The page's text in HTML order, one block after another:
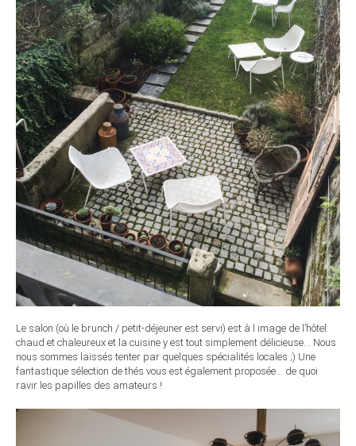
Le salon (où le brunch / petit-déjeuner est servi) est à l image de l’hôtel:
chaud et chaleureux et la cuisine y est tout simplement délicieuse… Nous
nous sommes laissés tenter par quelques spécialités locales ;) Une
fantastique sélection de thés vous est également proposée… de quoi
ravir les papilles des amateurs !